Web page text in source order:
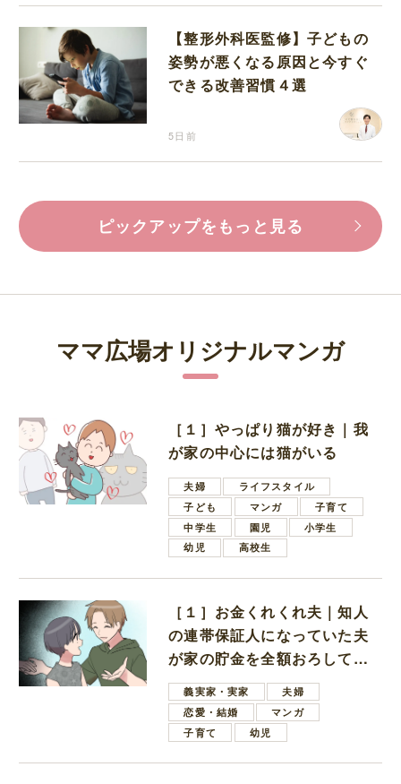
【整形外科医監修】子どもの
姿勢が悪くなる原因と今すぐ
できる改善習慣４選
5日前
ピックアップをもっと見る
ママ広場オリジナルマンガ
［１］やっぱり猫が好き｜我
が家の中心には猫がいる
夫婦
ライフスタイル
子ども
マンガ
子育て
中学生
園児
小学生
幼児
高校生
［１］お金くれくれ夫｜知人
の連帯保証人になっていた夫
が家の貯金を全額おろしてほ
しいと言ってきた
義実家・実家
夫婦
恋愛・結婚
マンガ
子育て
幼児